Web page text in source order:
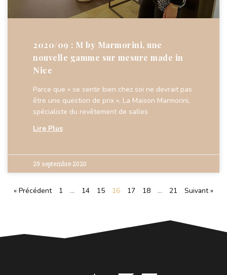
2020/09 : M by Marmorini, une
nouvelle gamme sur mesure made in
Nice
Parce que « se sentir bien chez soi ne devrait pas
être une question de prix », La Maison Marmorini,
spécialiste du revêtement de salles
Lire Plus
29 septembre 2020
« Précédent 1 … 14 15 16 17 18 … 21 Suivant »